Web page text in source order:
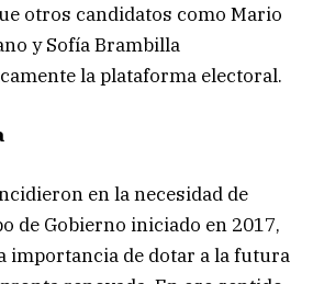
otros candidatos como Mario
y Sofía Brambilla
la plataforma electoral.
en la necesidad de
de Gobierno iniciado en 2017,
importancia de dotar a la futura